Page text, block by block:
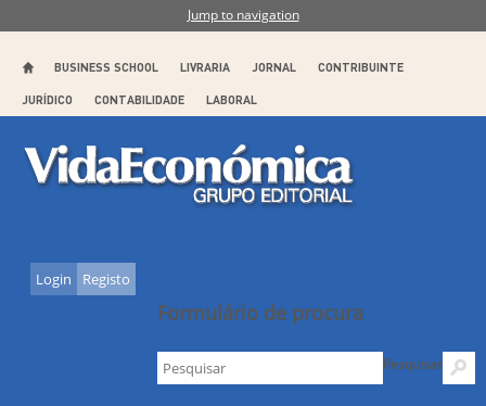
Jump to navigation
BUSINESS SCHOOL LIVRARIA JORNAL CONTRIBUINTE
JURÍDICO CONTABILIDADE LABORAL
Formulário de procura
Pesquisar
Login Registo